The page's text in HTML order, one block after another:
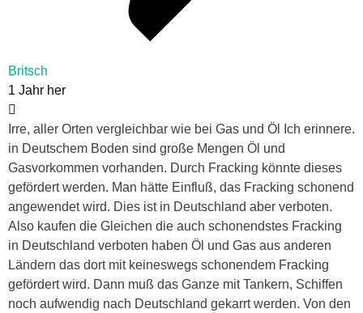
Britsch
1 Jahr her
Irre, aller Orten vergleichbar wie bei Gas und Öl Ich erinnere.
in Deutschem Boden sind große Mengen Öl und
Gasvorkommen vorhanden. Durch Fracking könnte dieses
gefördert werden. Man hätte Einfluß, das Fracking schonend
angewendet wird. Dies ist in Deutschland aber verboten.
Also kaufen die Gleichen die auch schonendstes Fracking
in Deutschland verboten haben Öl und Gas aus anderen
Ländern das dort mit keineswegs schonendem Fracking
gefördert wird. Dann muß das Ganze mit Tankern, Schiffen
noch aufwendig nach Deutschland gekarrt werden. Von den